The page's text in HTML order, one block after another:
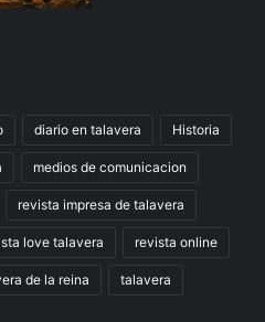
diario en talavera Historia
medios de comunicacion
revista impresa de talavera
love talavera revista online
de la reina talavera